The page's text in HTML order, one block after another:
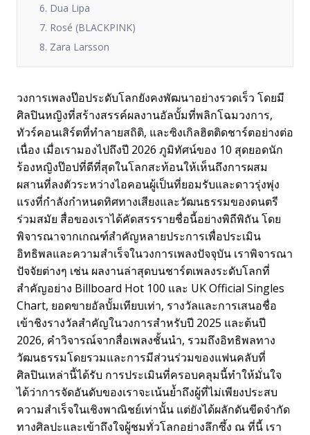
6. Dua Lipa
7. Rosé (BLACKPINK)
8. Zara Larsson
วงการเพลงป๊อประดับโลกยังคงพัฒนาอย่างรวดเร็ว โดยมี
ศิลปินหญิงที่สร้างสรรค์ผลงานอัลบั้มที่พลิกโฉมวงการ,
ทัวร์คอนเสิร์ตที่ทำลายสถิติ, และซิงเกิลฮิตติดชาร์ตอย่างต่อ
เนื่อง เมื่อเรามองไปถึงปี 2026 ภูมิทัศน์ของ 10 สุดยอดนัก
ร้องหญิงป๊อปที่ดีที่สุดในโลกสะท้อนให้เห็นถึงการผสม
ผสานที่ลงตัวระหว่างไอคอนผู้เป็นที่ยอมรับและดาวรุ่งพุ่ง
แรงที่กำลังกำหนดทิศทางเสียงและวัฒนธรรมของดนตรี
ร่วมสมัย สื่อของเราได้คัดสรรรายชื่อนี้อย่างพิถีพิถัน โดย
พิจารณาจากเกณฑ์สำคัญหลายประการเพื่อประเมิน
อิทธิพลและความสำเร็จในวงการเพลงปัจจุบัน เราพิจารณา
ปัจจัยต่างๆ เช่น ผลงานล่าสุดบนชาร์ตเพลงระดับโลกที่
สำคัญอย่าง Billboard Hot 100 และ UK Official Singles
Chart, ยอดขายอัลบั้มเทียบเท่า, รางวัลและการเสนอชื่อ
เข้าชิงรางวัลสำคัญในวงการสำหรับปี 2025 และต้นปี
2026, คำวิจารณ์จากสื่อเพลงชั้นนำ, รวมถึงอิทธิพลทาง
วัฒนธรรมโดยรวมและการมีส่วนร่วมของแฟนคลับที่
ศิลปินเหล่านี้ได้รับ การประเมินที่ครอบคลุมนี้ทำให้มั่นใจ
ได้ว่าการจัดอันดับของเราจะเน้นย้ำถึงผู้ที่ไม่เพียงประสบ
ความสำเร็จในเชิงพาณิชย์เท่านั้น แต่ยังได้ผลักดันขีดจำกัด
ทางศิลปะและเข้าถึงใจผู้ชมทั่วโลกอย่างลึกซึ้ง ณ ที่นี้ เรา